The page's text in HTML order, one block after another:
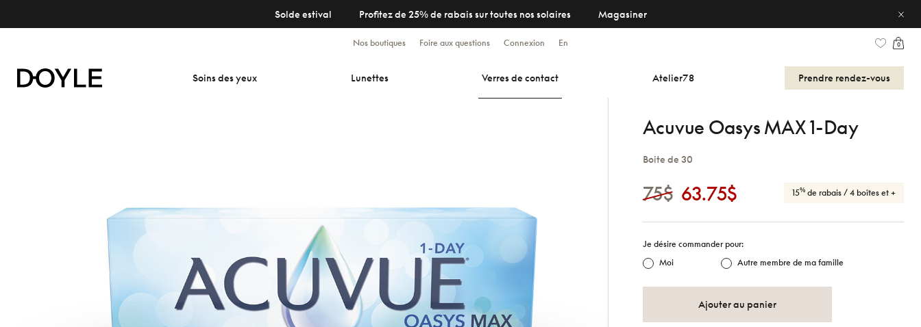
Solde estival Profitez de 25% de rabais sur toutes nos solaires Magasiner
Nos boutiques Foire aux questions Connexion En 0
Soins des yeux Lunettes Verres de contact Atelier78 Prendre rendez-vous
Acuvue Oasys MAX 1-Day
Boite de 30
75$ 63.75$ 15%de rabais / 4 boîtes et +
Je désire commander pour:
Moi
Autre membre de ma famille
Ajouter au panier